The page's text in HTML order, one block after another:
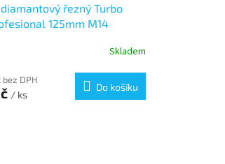
řezný Turbo
125mm M14
Skladem
bez DPH
/ ks
Do košíku